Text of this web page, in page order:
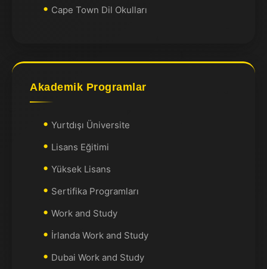
Cape Town Dil Okulları
Akademik Programlar
Yurtdışı Üniversite
Lisans Eğitimi
Yüksek Lisans
Sertifika Programları
Work and Study
İrlanda Work and Study
Dubai Work and Study